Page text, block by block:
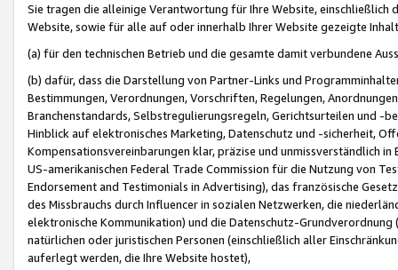
Sie tragen die alleinige Verantwortung für Ihre Website,
Website, sowie für alle auf oder innerhalb Ihrer Website gezeigte
(a) für den technischen Betrieb und die gesamte damit verbundene
(b) dafür, dass die Darstellung von Partner-Links und
Bestimmungen, Verordnungen, Vorschriften, Regelungen,
Branchenstandards, Selbstregulierungsregeln, Gerichtsurteilen und -
Hinblick auf elektronisches Marketing, Datenschutz und -sicherheit,
Kompensationsvereinbarungen klar, präzise und unmissverständlich
US-amerikanischen Federal Trade Commission für die Nutzung von
Endorsement and Testimonials in Advertising), das französische
des Missbrauchs durch Influencer in sozialen Netzwerken, die
elektronische Kommunikation) und die Datenschutz-
natürlichen oder juristischen Personen (einschließlich aller
auferlegt werden, die Ihre Website hostet),